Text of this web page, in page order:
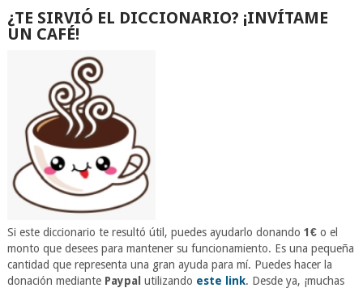
¿TE SIRVIÓ EL DICCIONARIO? ¡INVÍTAME
UN CAFÉ!
Si este diccionario te resultó útil, puedes ayudarlo donando 1€o el
monto que desees para mantener su funcionamiento. Es una pequeña
cantidad que representa una gran ayuda para mí. Puedes hacer la
donación mediante Paypal utilizando este link. Desde ya, ¡muchas